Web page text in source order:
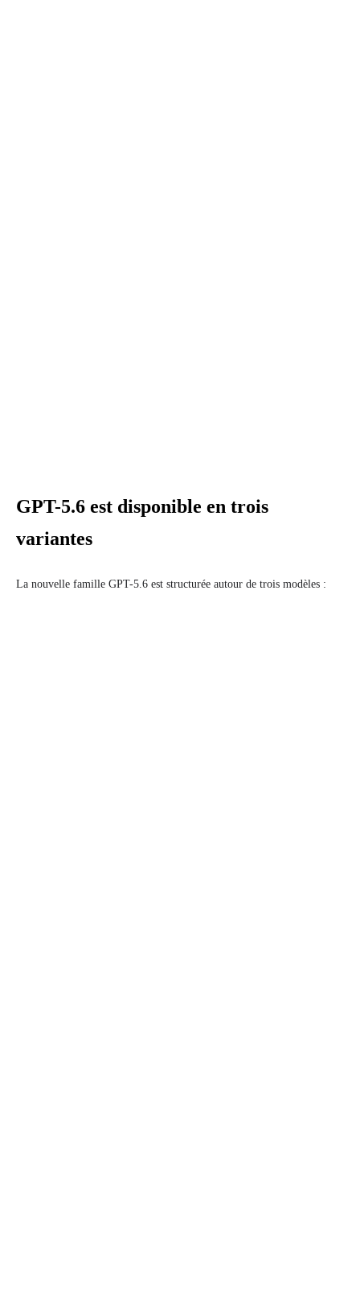
GPT-5.6 est disponible en trois
variantes
La nouvelle famille GPT-5.6 est structurée autour de trois modèles :